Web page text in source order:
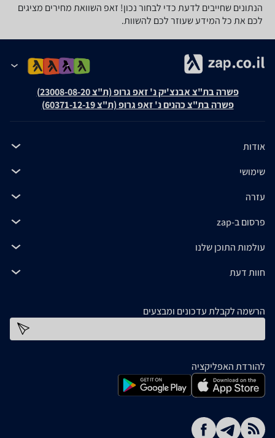
הנתונים שחייבים לדעת כדי לבחור נכון! זאפ השוואת מחירים מציגים
לכם את כל המידע שעוזר לכם להשוות.
פשרה בת"צ אבנצ'יק נ' זאפ גרופ (ת"צ 23008-08-20)
פשרה בת"צ כהנים נ' זאפ גרופ (ת"צ 60371-12-19)
אודות
שימושי
עזרה
פרסום ב-zap
עולמות התוכן שלנו
חוות דעת
הרשמה לקבלת עדכונים ומבצעים
להורדת האפליקציה